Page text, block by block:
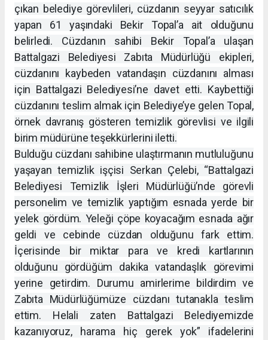
çıkan belediye görevlileri, cüzdanın seyyar satıcılık
yapan 61 yaşındaki Bekir Topal’a ait olduğunu
belirledi. Cüzdanın sahibi Bekir Topal’a ulaşan
Battalgazi Belediyesi Zabıta Müdürlüğü ekipleri,
cüzdanını kaybeden vatandaşın cüzdanını alması
için Battalgazi Belediyesi’ne davet etti. Kaybettiği
cüzdanını teslim almak için Belediye’ye gelen Topal,
örnek davranış gösteren temizlik görevlisi ve ilgili
birim müdürüne teşekkürlerini iletti.
Bulduğu cüzdanı sahibine ulaştırmanın mutluluğunu
yaşayan temizlik işçisi Serkan Çelebi, “Battalgazi
Belediyesi Temizlik İşleri Müdürlüğü’nde görevli
personelim ve temizlik yaptığım esnada yerde bir
yelek gördüm. Yeleği çöpe koyacağım esnada ağır
geldi ve cebinde cüzdan olduğunu fark ettim.
İçerisinde bir miktar para ve kredi kartlarının
olduğunu gördüğüm dakika vatandaşlık görevimi
yerine getirdim. Durumu amirlerime bildirdim ve
Zabıta Müdürlüğümüze cüzdanı tutanakla teslim
ettim. Helali zaten Battalgazi Belediyemizde
kazanıyoruz, harama hiç gerek yok” ifadelerini